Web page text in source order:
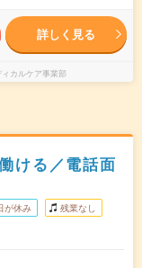
詳しく見る
カルケア事業部
ける／電話面
が休み 残業なし